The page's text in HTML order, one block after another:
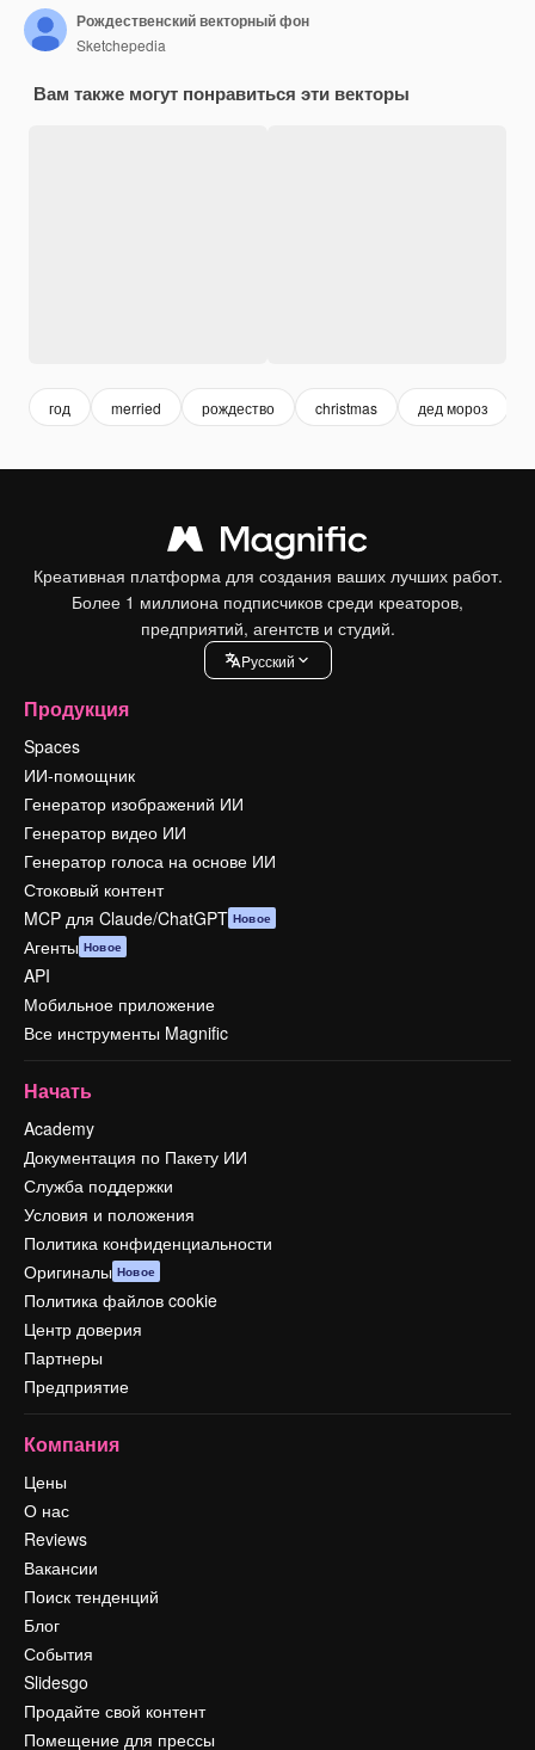
Рождественский векторный фон
Sketchepedia
Вам также могут понравиться эти векторы
год merried рождество christmas дед мороз
Креативная платформа для создания ваших лучших работ.
Более 1 миллиона подписчиков среди креаторов,
предприятий, агентств и студий.
Pусский
Продукция
Spaces
ИИ-помощник
Генератор изображений ИИ
Генератор видео ИИ
Генератор голоса на основе ИИ
Стоковый контент
MCP для Claude/ChatGPT Новое
Агенты Новое
API
Мобильное приложение
Все инструменты Magnific
Начать
Academy
Документация по Пакету ИИ
Служба поддержки
Условия и положения
Политика конфиденциальности
Оригиналы Новое
Политика файлов cookie
Центр доверия
Партнеры
Предприятие
Компания
Цены
О нас
Reviews
Вакансии
Поиск тенденций
Блог
События
Slidesgo
Продайте свой контент
Помещение для прессы